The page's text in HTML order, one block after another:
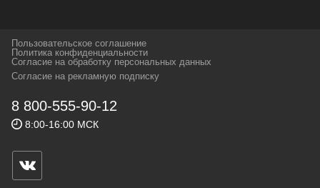
и взыскательных путешественников,
спортсменов и отдыхающих.
Геннадьевич
ИНН 590300057023 ОГРН 304590319000121
ул.Советская, 25, магазин Басег.
Тел./факс (342) 2101242
Пользовательское соглашение
Политика конфиденциальности
Согласие на обработку персональных данных
Согласие на рекламную подписку
8 800-555-90-12
8:00-16:00 МСК